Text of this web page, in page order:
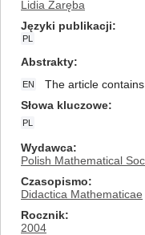
Lidia Zaręba
Języki publikacji
PL
Abstrakty
EN
The article
Słowa kluczowe
PL
Wydawca
Polish Mathematical
Czasopismo
Didactica Mathematicae
Rocznik
2004